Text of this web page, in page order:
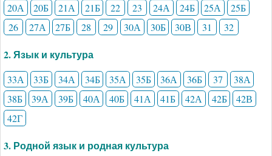
20А
20Б 21А 21Б 22 23 24А 24Б 25А
25Б
26
27А 27Б 28 29 30А 30Б 30В 31 32
2. Язык и культура
33А 33Б 34А 34Б 35А 35Б 36А 36Б 37
38А
38Б
39А 39Б 40А 40Б 41А 41Б 42А 42Б
42В
42Г
3. Родной язык и родная культура